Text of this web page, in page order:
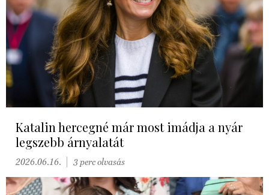
Katalin hercegné már most imádja a nyár
legszebb árnyalatát
2026.06.16. 3 perc olvasás